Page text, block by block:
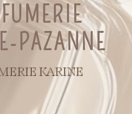
PAZANNE
KARINE